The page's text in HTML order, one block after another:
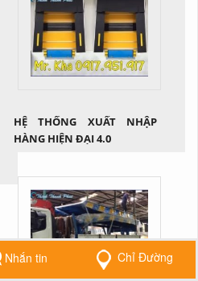
HỆ THỐNG XUẤT NHẬP
HÀNG HIỆN ĐẠI 4.0
Nhắn tin Chỉ Đường